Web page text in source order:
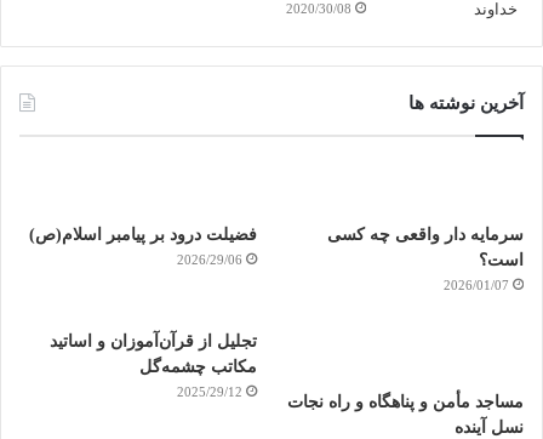
2020/30/08
آخرین نوشته ها
سرمایه دار واقعی چه کسی
است؟
2026/01/07
فضیلت درود بر پیامبر اسلام(ص)
2026/29/06
مساجد مأمن و پناهگاه و راه نجات
نسل آینده
تجلیل از قرآن‌آموزان و اساتید
مکاتب چشمه‌گل
2025/29/12